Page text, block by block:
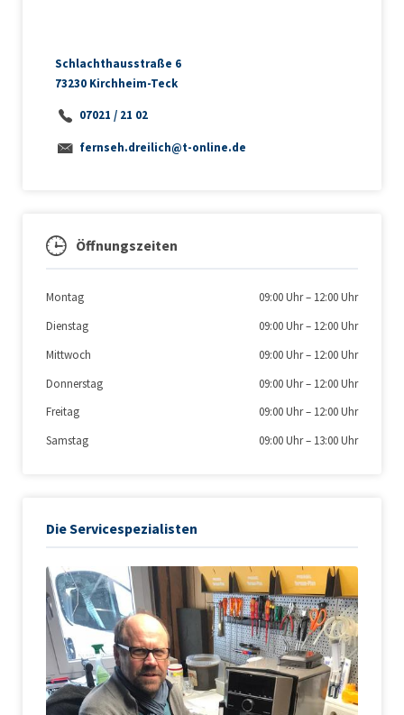
Schlachthausstraße 6
73230 Kirchheim-Teck
07021 / 21 02
fernseh.dreilich@t-online.de
Öffnungszeiten
Montag 09:00 Uhr– 12:00 Uhr
Dienstag
09:00 Uhr– 12:00 Uhr
Mittwoch
09:00 Uhr– 12:00 Uhr
Donnerstag
09:00 Uhr– 12:00 Uhr
Freitag
09:00 Uhr– 12:00 Uhr
Samstag
09:00 Uhr– 13:00 Uhr
Die Servicespezialisten